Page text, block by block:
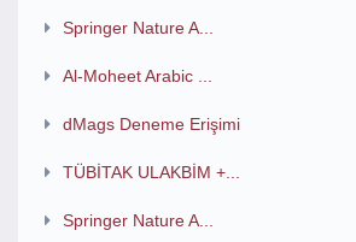
Springer Nature A...
Al-Moheet Arabic ...
dMags Deneme Erişimi
TÜBİTAK ULAKBİM +...
Springer Nature A...